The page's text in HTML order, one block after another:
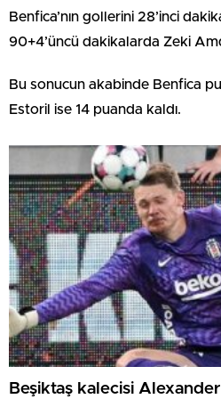
Benfica’nın gollerini 28’inci
90+4’üncü dakikalarda Zeki
Bu sonucun akabinde Benfica
Estoril ise 14 puanda kaldı.
Beşiktaş kalecisi